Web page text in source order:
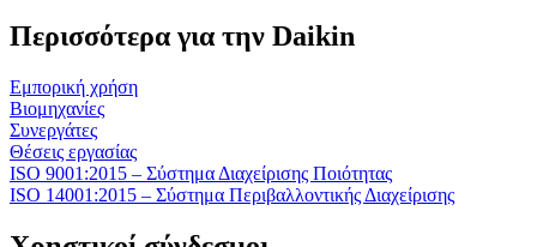
Περισσότερα για την Daikin
Εμπορική χρήση
Βιομηχανίες
Συνεργάτες
Θέσεις εργασίας
ISO 9001:2015 – Σύστημα Διαχείρισης Ποιότητας
ISO 14001:2015 – Σύστημα Περιβαλλοντικής Διαχείρισης